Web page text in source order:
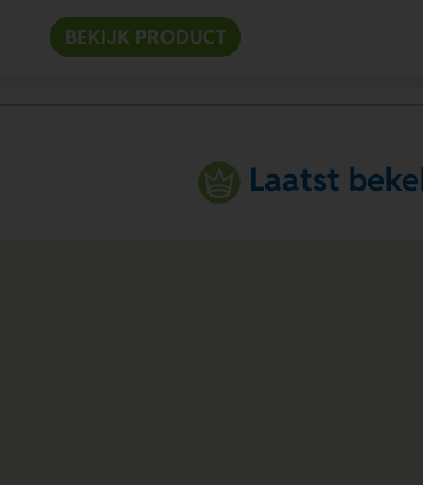
BEKIJK PRODUCT
Laatst